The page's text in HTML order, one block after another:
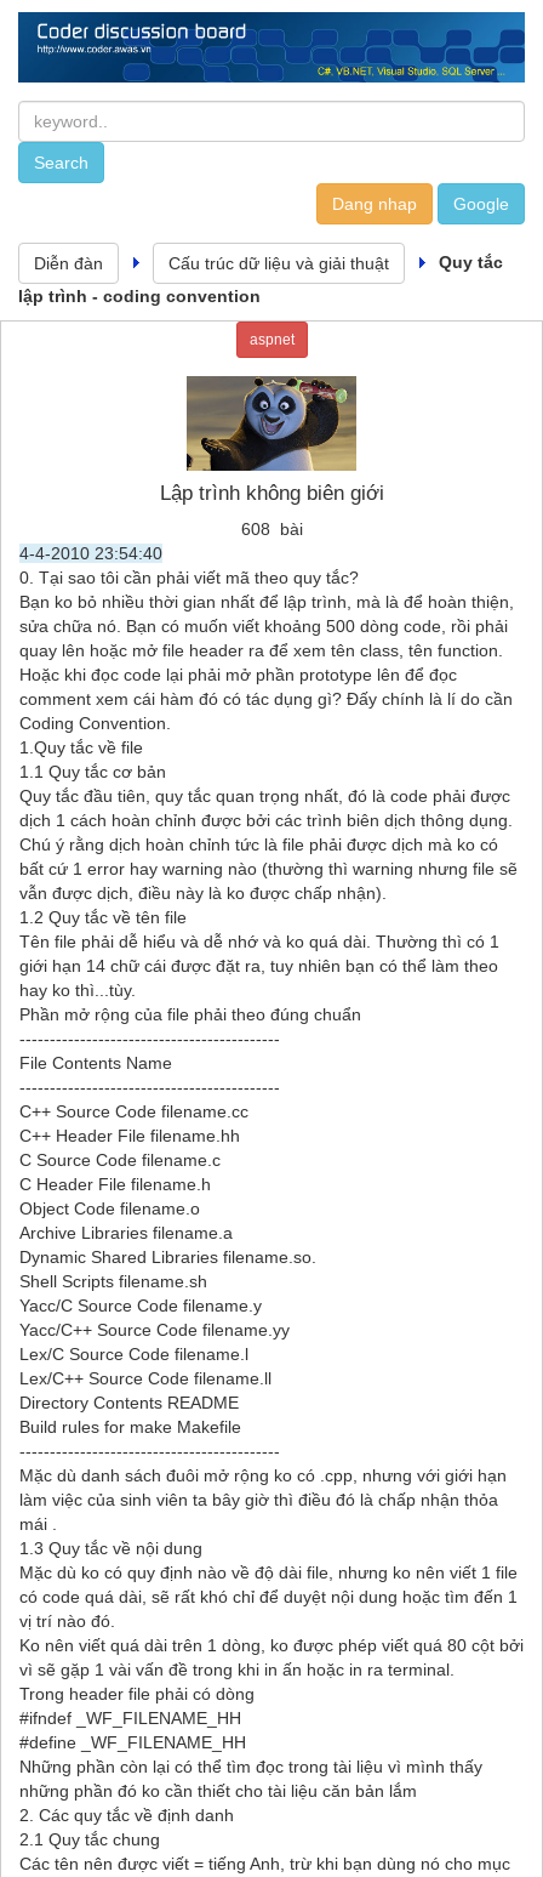
Dang nhap
Diễn đàn Cấu trúc dữ liệu và giải thuật
Quy tắc
lập trình - coding convention
aspnet
Lập trình không biên giới
608 bài
4-4-2010 23:54:40
0. Tại sao tôi cần phải viết mã theo quy tắc?
Bạn ko bỏ nhiều thời gian nhất để lập trình, mà là để hoàn thiện,
sửa chữa nó. Bạn có muốn viết khoảng 500 dòng code, rồi phải
quay lên hoặc mở file header ra để xem tên class, tên function.
Hoặc khi đọc code lại phải mở phần prototype lên để đọc
comment xem cái hàm đó có tác dụng gì? Đấy chính là lí do cần
Coding Convention.
1.Quy tắc về file
1.1 Quy tắc cơ bản
Quy tắc đầu tiên, quy tắc quan trọng nhất, đó là code phải được
dịch 1 cách hoàn chỉnh được bởi các trình biên dịch thông dụng.
Chú ý rằng dịch hoàn chỉnh tức là file phải được dịch mà ko có
bất cứ 1 error hay warning nào (thường thì warning nhưng file sẽ
vẫn được dịch, điều này là ko được chấp nhận).
1.2 Quy tắc về tên file
Tên file phải dễ hiểu và dễ nhớ và ko quá dài. Thường thì có 1
giới hạn 14 chữ cái được đặt ra, tuy nhiên bạn có thể làm theo
hay ko thì...tùy.
Phần mở rộng của file phải theo đúng chuẩn
-------------------------------------------
File Contents Name
-------------------------------------------
C++ Source Code filename.cc
C++ Header File filename.hh
C Source Code filename.c
C Header File filename.h
Object Code filename.o
Archive Libraries filename.a
Dynamic Shared Libraries filename.so.
Shell Scripts filename.sh
Yacc/C Source Code filename.y
Yacc/C++ Source Code filename.yy
Lex/C Source Code filename.l
Lex/C++ Source Code filename.ll
Directory Contents README
Build rules for make Makefile
-------------------------------------------
Mặc dù danh sách đuôi mở rộng ko có .cpp, nhưng với giới hạn
làm việc của sinh viên ta bây giờ thì điều đó là chấp nhận thỏa
mái .
1.3 Quy tắc về nội dung
Mặc dù ko có quy định nào về độ dài file, nhưng ko nên viết 1 file
có code quá dài, sẽ rất khó chỉ để duyệt nội dung hoặc tìm đến 1
vị trí nào đó.
Ko nên viết quá dài trên 1 dòng, ko được phép viết quá 80 cột bởi
vì sẽ gặp 1 vài vấn đề trong khi in ấn hoặc in ra terminal.
Trong header file phải có dòng
#ifndef _WF_FILENAME_HH
#define _WF_FILENAME_HH
Những phần còn lại có thể tìm đọc trong tài liệu vì mình thấy
những phần đó ko cần thiết cho tài liệu căn bản lắm
2. Các quy tắc về định danh
2.1 Quy tắc chung
Các tên nên được viết = tiếng Anh, trừ khi bạn dùng nó cho mục